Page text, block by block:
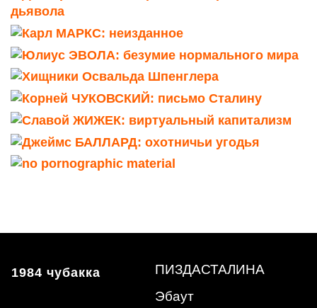
1984 чубакка
ПИЗДАСТАЛИНА
Эбаут